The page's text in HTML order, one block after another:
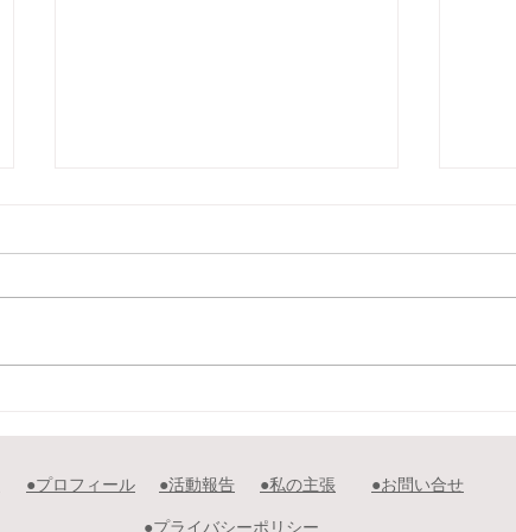
日 根室市新型コロナウイル
提供から
室
​●プロフィール ●活動報告 ​●私の主張 ​●お問い合せ
​●プライバシーポリシー